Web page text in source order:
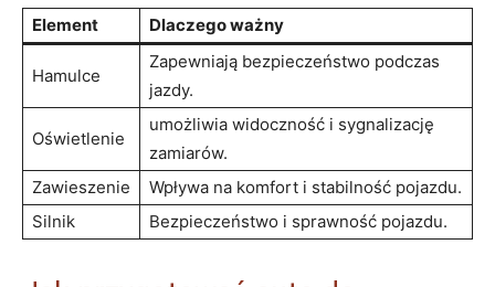
Element Dlaczego ważny
Hamulce
Zapewniają bezpieczeństwo podczas
jazdy.
Oświetlenie
umożliwia widoczność i sygnalizację
zamiarów.
Zawieszenie
Wpływa na komfort i stabilność pojazdu.
Silnik
Bezpieczeństwo i sprawność pojazdu.